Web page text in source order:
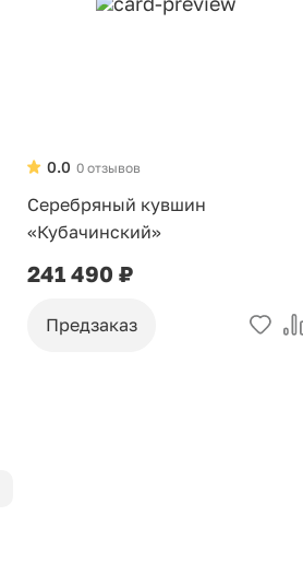
0 отзывов
0.0
Серебряный кувшин
«Кубачинский»
241 490 ₽
Предзаказ